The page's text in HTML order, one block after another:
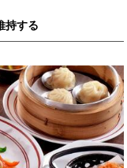
持する